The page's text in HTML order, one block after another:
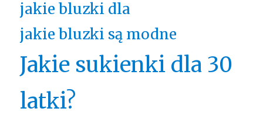
jakie bluzki dla
jakie bluzki są modne
Jakie sukienki dla 30
latki?